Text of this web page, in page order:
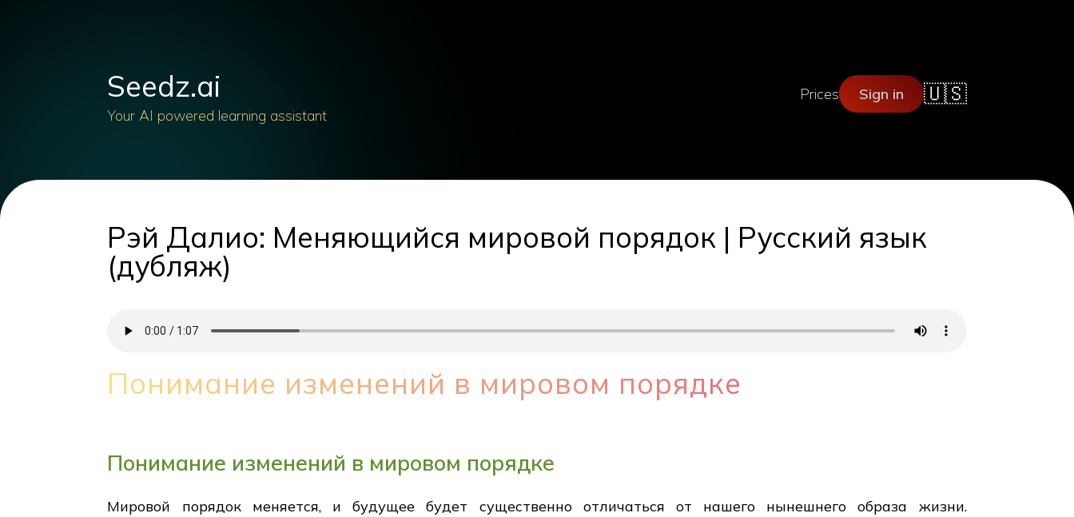
Seedz.ai
Your AI powered learning assistant
Prices Sign in 🇺🇸
Рэй Далио: Меняющийся мировой порядок | Русский язык
(дубляж)
Понимание изменений в мировом порядке
Понимание изменений в мировом порядке
Мировой порядок меняется, и будущее будет существенно отличаться от нашего нынешнего образа жизни.